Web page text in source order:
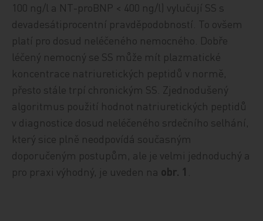
100 ng/l a NT-proBNP < 400 ng/l) vylučují SS s
devadesátiprocentní pravděpodobností. To ovšem
platí pro dosud neléčeného nemocného. Dobře
léčený nemocný se SS může mít plazmatické
koncentrace natriuretických peptidů v normě,
přesto stále trpí chronickým SS. Zjednodušený
algoritmus použití hodnot natriuretických peptidů
v diagnostice dosud neléčeného srdečního selhání,
který sice plně neodpovídá současným
doporučeným postupům, ale je velmi jednoduchý a
pro praxi výhodný, je uveden na obr. 1